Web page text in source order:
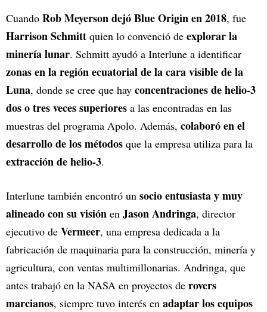
Cuando Rob Meyerson dejó Blue Origin en 2018, fue
Harrison Schmitt quien lo convenció de explorar la
minería lunar. Schmitt ayudó a Interlune a identificar
zonas en la región ecuatorial de la cara visible de la
Luna, donde se cree que hay concentraciones de helio-3
dos o tres veces superiores a las encontradas en las
muestras del programa Apolo. Además, colaboró en el
desarrollo de los métodos que la empresa utiliza para la
extracción de helio-3.
Interlune también encontró un socio entusiasta y muy
alineado con su visión en Jason Andringa, director
ejecutivo de Vermeer, una empresa dedicada a la
fabricación de maquinaria para la construcción, minería y
agricultura, con ventas multimillonarias. Andringa, que
antes trabajó en la NASA en proyectos de rovers
marcianos, siempre tuvo interés en adaptar los equipos